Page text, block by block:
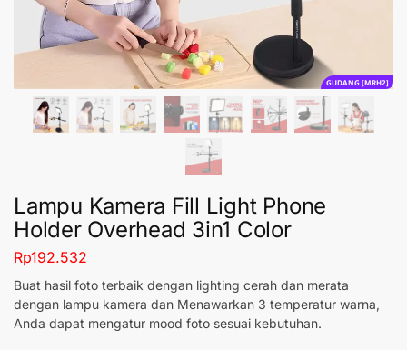
GUDANG [MRH2]
Lampu Kamera Fill Light Phone
Holder Overhead 3in1 Color
Rp192.532
Buat hasil foto terbaik dengan lighting cerah dan merata
dengan lampu kamera dan Menawarkan 3 temperatur warna,
Anda dapat mengatur mood foto sesuai kebutuhan.